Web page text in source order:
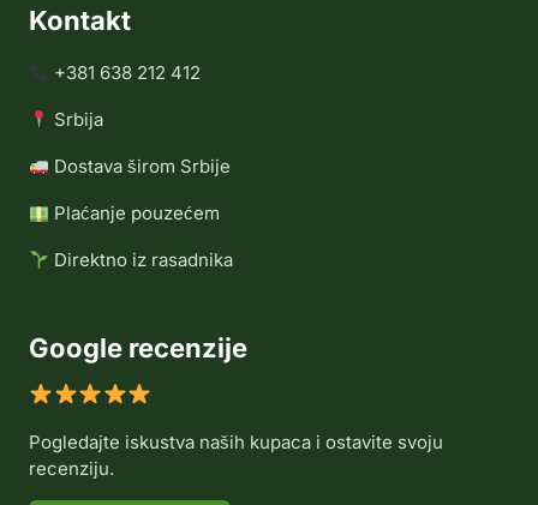
Kontakt
+381 638 212 412
Srbija
Dostava širom Srbije
Plaćanje pouzećem
Direktno iz rasadnika
Google recenzije
Pogledajte iskustva naših kupaca i ostavite svoju
recenziju.